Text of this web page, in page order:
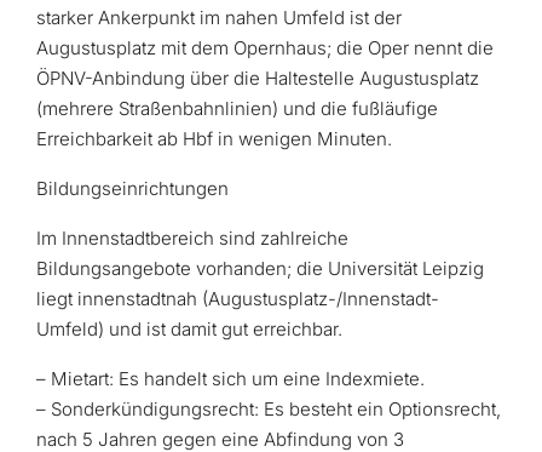
starker Ankerpunkt im nahen Umfeld ist der
Augustusplatz mit dem Opernhaus; die Oper nennt die
ÖPNV-Anbindung über die Haltestelle Augustusplatz
(mehrere Straßenbahnlinien) und die fußläufige
Erreichbarkeit ab Hbf in wenigen Minuten.
Bildungseinrichtungen
Im Innenstadtbereich sind zahlreiche
Bildungsangebote vorhanden; die Universität Leipzig
liegt innenstadtnah (Augustusplatz-/Innenstadt-
Umfeld) und ist damit gut erreichbar.
– Mietart: Es handelt sich um eine Indexmiete.
– Sonderkündigungsrecht: Es besteht ein Optionsrecht,
nach 5 Jahren gegen eine Abfindung von 3